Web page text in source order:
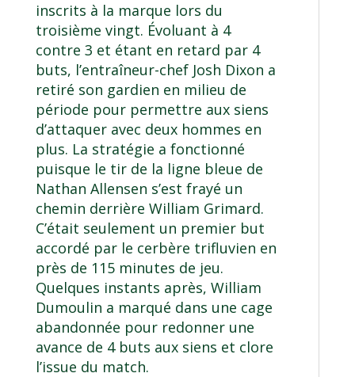
inscrits à la marque lors du
troisième vingt. Évoluant à 4
contre 3 et étant en retard par 4
buts, l’entraîneur-chef Josh Dixon a
retiré son gardien en milieu de
période pour permettre aux siens
d’attaquer avec deux hommes en
plus. La stratégie a fonctionné
puisque le tir de la ligne bleue de
Nathan Allensen s’est frayé un
chemin derrière William Grimard.
C’était seulement un premier but
accordé par le cerbère trifluvien en
près de 115 minutes de jeu.
Quelques instants après, William
Dumoulin a marqué dans une cage
abandonnée pour redonner une
avance de 4 buts aux siens et clore
l’issue du match.